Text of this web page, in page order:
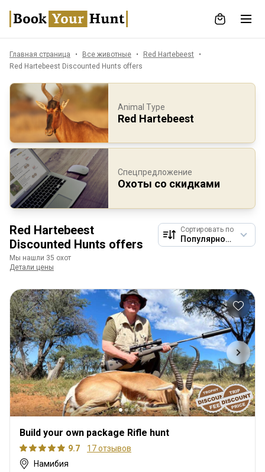
Главная страница Все животные
Red Hartebeest
Red Hartebeest Discounted Hunts offers
Animal Type
Red Hartebeest
Спецпредложение
Охоты со скидками
Red Hartebeest
Discounted Hunts offers
Мы нашли 35 охот
Детали цены
Сортировать по
Build your own package Rifle hunt
9.7
17 отзывов
Намибия